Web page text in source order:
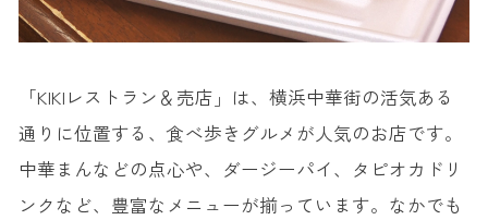
「KIKIレストラン＆売店」は、横浜中華街の活気ある
通りに位置する、食べ歩きグルメが人気のお店です。
中華まんなどの点心や、ダージーパイ、タピオカドリ
ンクなど、豊富なメニューが揃っています。なかでも